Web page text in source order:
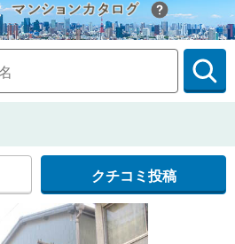
クチコミ投稿